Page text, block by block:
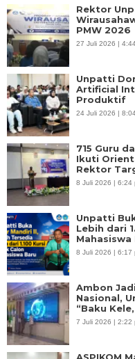
Rektor
PMW 2026
27 Juli 2026 |
Unpatti
Artificial
Produktif
24 Juli 2026 |
715 Guru
Ikuti
Rektor
8 Juli 2026 | 6:24
Unpatti
Lebih dari
Mahasiswa
8 Juli 2026 | 6:17
Ambon
Nasional,
“Baku
7 Juli 2026 | 2:22